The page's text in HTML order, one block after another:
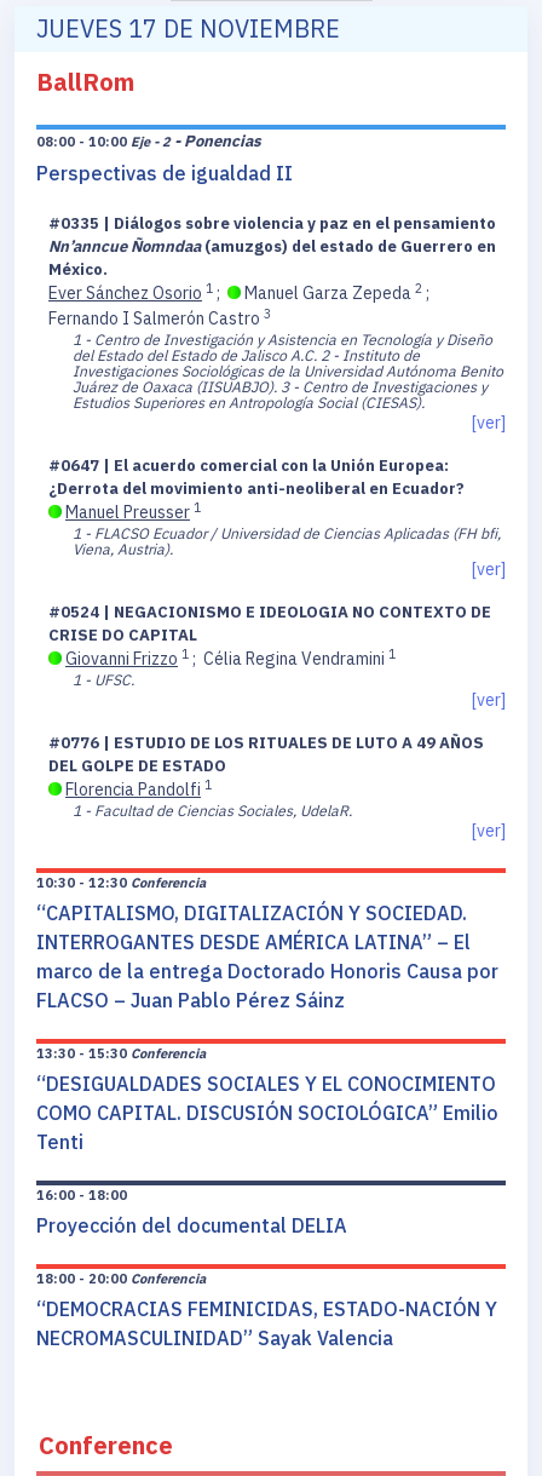
JUEVES 17 DE NOVIEMBRE
BallRom
08:00 - 10:00 Eje - 2 - Ponencias
Perspectivas de igualdad II
#0335 | Diálogos sobre violencia y paz en el pensamiento
Nn’anncue Ñomndaa(amuzgos) del estado de Guerrero en
México.
Ever Sánchez Osorio 1 ; Manuel Garza Zepeda 2 ;
Fernando I Salmerón Castro 3
1 - Centro de Investigación y Asistencia en Tecnología y Diseño
del Estado del Estado de Jalisco A.C. 2 - Instituto de
Investigaciones Sociológicas de la Universidad Autónoma Benito
Juárez de Oaxaca (IISUABJO). 3 - Centro de Investigaciones y
Estudios Superiores en Antropología Social (CIESAS).
[ver]
#0647 | El acuerdo comercial con la Unión Europea:
¿Derrota del movimiento anti-neoliberal en Ecuador?
Manuel Preusser 1
1 - FLACSO Ecuador / Universidad de Ciencias Aplicadas (FH bfi,
Viena, Austria).
[ver]
#0524 | NEGACIONISMO E IDEOLOGIA NO CONTEXTO DE
CRISE DO CAPITAL
Giovanni Frizzo 1 ; Célia Regina Vendramini 1
1 - UFSC.
[ver]
#0776 | ESTUDIO DE LOS RITUALES DE LUTO A 49 AÑOS
DEL GOLPE DE ESTADO
Florencia Pandolfi 1
1 - Facultad de Ciencias Sociales, UdelaR.
[ver]
10:30 - 12:30 Conferencia
“CAPITALISMO, DIGITALIZACIÓN Y SOCIEDAD.
INTERROGANTES DESDE AMÉRICA LATINA” – El
marco de la entrega Doctorado Honoris Causa por
FLACSO – Juan Pablo Pérez Sáinz
13:30 - 15:30 Conferencia
“DESIGUALDADES SOCIALES Y EL CONOCIMIENTO
COMO CAPITAL. DISCUSIÓN SOCIOLÓGICA” Emilio
Tenti
16:00 - 18:00
Proyección del documental DELIA
18:00 - 20:00 Conferencia
“DEMOCRACIAS FEMINICIDAS, ESTADO-NACIÓN Y
NECROMASCULINIDAD” Sayak Valencia
Conference